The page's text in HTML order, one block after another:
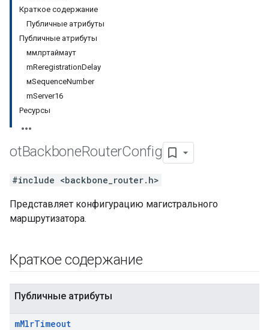
Краткое содержание
Публичные атрибуты
Публичные атрибуты
ммлртаймаут
mReregistrationDelay
мSequenceNumber
mServer16
Ресурсы
otBackboneRouterConfig
#include <backbone_router.h>
Представляет конфигурацию магистрального
маршрутизатора.
Краткое содержание
Публичные атрибуты
mMlrTimeout